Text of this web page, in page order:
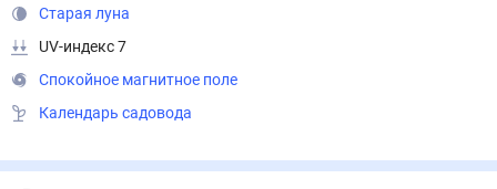
Старая луна
UV-индекс 7
Спокойное магнитное поле
Календарь садовода